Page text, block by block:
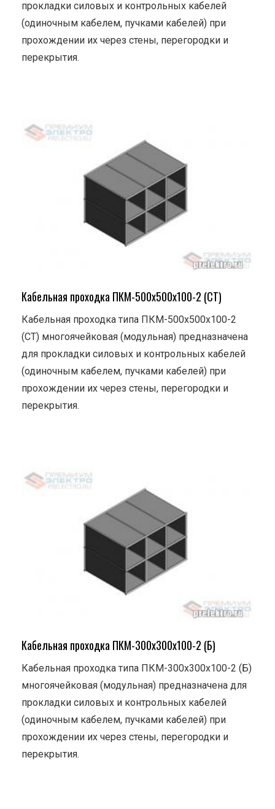
прокладки силовых и контрольных кабелей
(одиночным кабелем, пучками кабелей) при
прохождении их через стены, перегородки и
перекрытия.
Кабельная проходка ПКМ-500х500х100-2 (СТ)
Кабельная проходка типа ПКМ-500х500х100-2
(СТ) многоячейковая (модульная) предназначена
для прокладки силовых и контрольных кабелей
(одиночным кабелем, пучками кабелей) при
прохождении их через стены, перегородки и
перекрытия.
Кабельная проходка ПКМ-300х300х100-2 (Б)
Кабельная проходка типа ПКМ-300х300х100-2 (Б)
многоячейковая (модульная) предназначена для
прокладки силовых и контрольных кабелей
(одиночным кабелем, пучками кабелей) при
прохождении их через стены, перегородки и
перекрытия.